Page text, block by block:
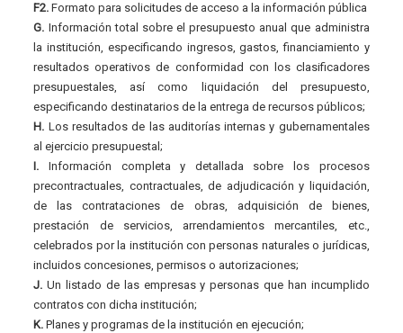
F2. Formato para solicitudes de acceso a la información pública
G. Información total sobre el presupuesto anual que administra
la institución, especificando ingresos, gastos, financiamiento y
resultados operativos de conformidad con los clasificadores
presupuestales, así como liquidación del presupuesto,
especificando destinatarios de la entrega de recursos públicos;
H. Los resultados de las auditorías internas y gubernamentales
al ejercicio presupuestal;
I. Información completa y detallada sobre los procesos
precontractuales, contractuales, de adjudicación y liquidación,
de las contrataciones de obras, adquisición de bienes,
prestación de servicios, arrendamientos mercantiles, etc.,
celebrados por la institución con personas naturales o jurídicas,
incluidos concesiones, permisos o autorizaciones;
J. Un listado de las empresas y personas que han incumplido
contratos con dicha institución;
K. Planes y programas de la institución en ejecución;